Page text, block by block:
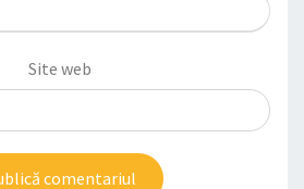
Site web